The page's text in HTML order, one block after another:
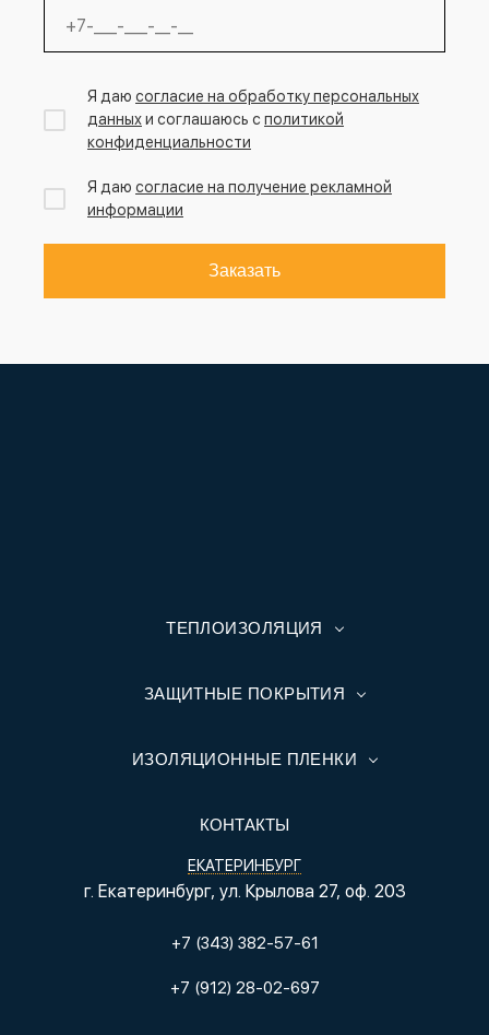
Я даю согласие на обработку персональных
данныхи соглашаюсь с политикой
конфиденциальности
Я даю согласие на получение рекламной
информации
Заказать
ТЕПЛОИЗОЛЯЦИЯ
ЗАЩИТНЫЕ ПОКРЫТИЯ
ИЗОЛЯЦИОННЫЕ ПЛЕНКИ
КОНТАКТЫ
ЕКАТЕРИНБУРГ
г. Екатеринбург, ул. Крылова 27, оф. 203
+7 (343) 382-57-61
+7 (912) 28-02-697